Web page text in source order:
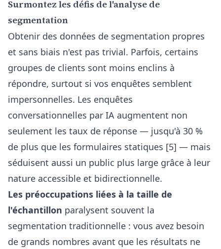
Surmontez les défis de l'analyse de
segmentation
Obtenir des données de segmentation propres
et sans biais n'est pas trivial. Parfois, certains
groupes de clients sont moins enclins à
répondre, surtout si vos enquêtes semblent
impersonnelles. Les enquêtes
conversationnelles par IA augmentent non
seulement les taux de réponse — jusqu'à 30 %
de plus que les formulaires statiques [5] — mais
séduisent aussi un public plus large grâce à leur
nature accessible et bidirectionnelle.
Les préoccupations liées à la taille de
l'échantillon paralysent souvent la
segmentation traditionnelle : vous avez besoin
de grands nombres avant que les résultats ne